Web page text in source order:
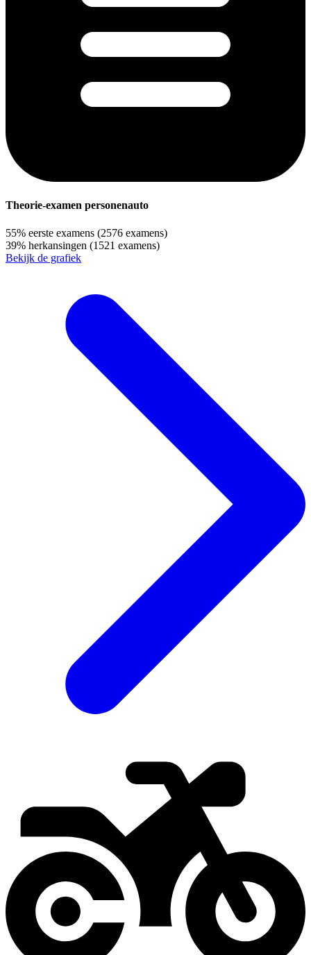
Theorie-examen personenauto
55% eerste examens (2576 examens)
39% herkansingen (1521 examens)
Bekijk de grafiek